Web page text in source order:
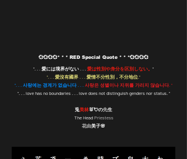
💞💞💞💞* * * RED Special Quote * * *💞💞💞💞
". . . 愛には境界がない . . . 愛は性別や身分を区別しない。 "
". . . 愛沒有國界 . . . 愛情不分性別，不分地位."
". . . 사랑에는 경계가 없습니다 . . . 사랑은 성별이나 지위를 가리지 않습니다. "
“. . . love has no boundaries . . . love does not distinguish genders nor status. “
兎美林🐰💘の先生
The Head Priestess
花由美子🌸